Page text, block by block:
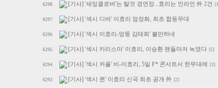
6298 [기사] '세잎클로버'는 탈것 경연장...효리는 인라인 外 2건
6297 [기사] '섹시 디바' 이효리 엄정화, 최초 합동무대
6296 [기사] '섹시 이효리-엉뚱 김태희' 볼만하네
6295 [기사] '섹시 카리스마' 이효리, 이승환 팬들마저 녹였다 [5]
6294 [기사] '섹시 커플' 비-이효리, 5일 F* 콘서트서 한무대에 [3]
6293 [기사] '섹시 퀸' 이효리 신곡 최초 공개 外 [2]